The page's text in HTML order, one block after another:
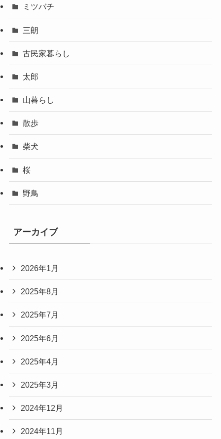
ミツバチ
三朗
古民家暮らし
太郎
山暮らし
散歩
柴犬
桜
野鳥
アーカイブ
2026年1月
2025年8月
2025年7月
2025年6月
2025年4月
2025年3月
2024年12月
2024年11月